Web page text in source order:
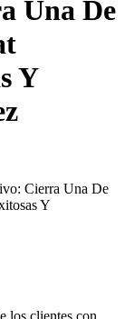
Una De
Y
Cierra Una De
Y
los clientes con